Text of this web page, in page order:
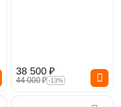
38 500 ₽
44 000₽ -13%